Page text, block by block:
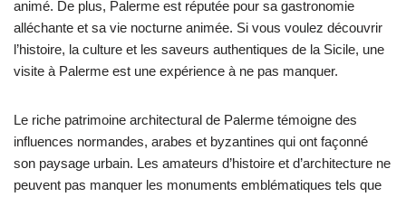
animé. De plus, Palerme est réputée pour sa gastronomie
alléchante et sa vie nocturne animée. Si vous voulez découvrir
l’histoire, la culture et les saveurs authentiques de la Sicile, une
visite à Palerme est une expérience à ne pas manquer.
Le riche patrimoine architectural de Palerme témoigne des
influences normandes, arabes et byzantines qui ont façonné
son paysage urbain. Les amateurs d’histoire et d’architecture ne
peuvent pas manquer les monuments emblématiques tels que